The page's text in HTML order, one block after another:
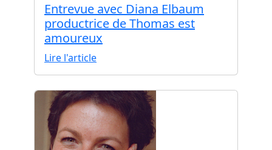
Entrevue avec Diana Elbaum
productrice de Thomas est
amoureux
Lire l'article